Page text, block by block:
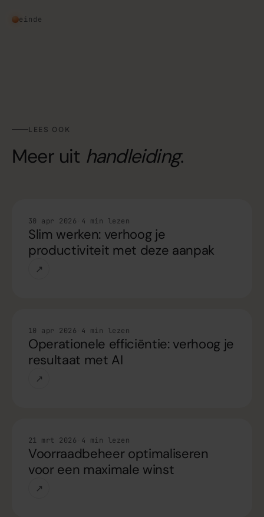
einde
LEES OOK
Meer uit handleiding.
Handleiding
30 apr 2026 4 min lezen
Slim werken: verhoog je
productiviteit met deze aanpak
↗
Handleiding
10 apr 2026 4 min lezen
Operationele efficiëntie: verhoog je
resultaat met AI
↗
Handleiding
21 mrt 2026 4 min lezen
Voorraadbeheer optimaliseren
voor een maximale winst
↗